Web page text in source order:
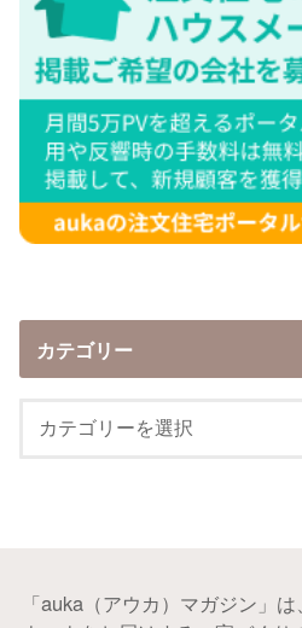
カテゴリー
「auka（アウカ）マガジン」